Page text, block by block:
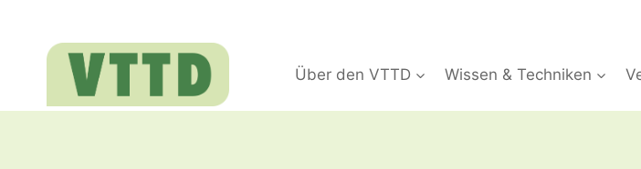
springen
Über den VTTD Wissen & Techniken